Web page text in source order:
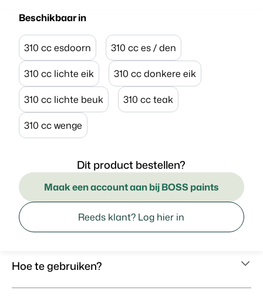
Beschikbaar in
310 cc esdoorn
310 cc es / den
310 cc lichte eik
310 cc donkere eik
310 cc lichte beuk
310 cc teak
310 cc wenge
Dit product bestellen?
Maak een account aan bij BOSS paints
Reeds klant? Log hier in
Hoe te gebruiken?